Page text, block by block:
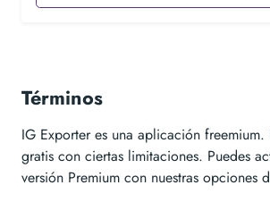
Términos
IG Exporter es una aplicación freemium.
gratis con ciertas limitaciones. Puedes
versión Premium con nuestras opciones